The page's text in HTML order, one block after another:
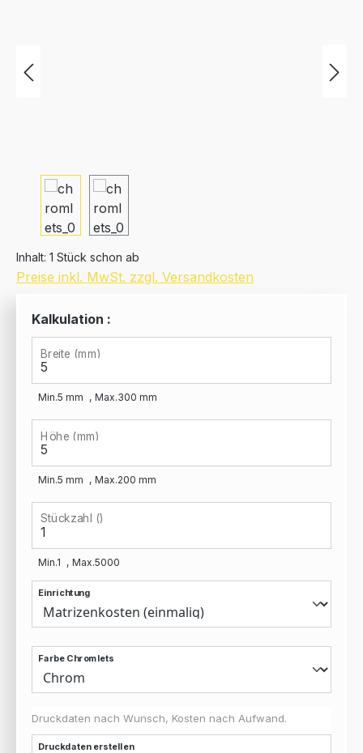
Inhalt: 1 Stück schon ab
Preise inkl. MwSt. zzgl. Versandkosten
Kalkulation :
Breite (mm)
Min.5 mm Max.300 mm
Höhe (mm)
Min.5 mm Max.200 mm
Stückzahl ()
Min.1 Max.5000
Einrichtung
Farbe Chromlets
Druckdaten nach Wunsch, Kosten nach Aufwand.
Druckdaten erstellen